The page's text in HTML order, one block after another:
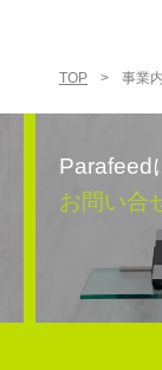
TOP > 事業
Parafeed
お問い合